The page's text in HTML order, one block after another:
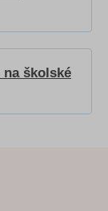
na školské